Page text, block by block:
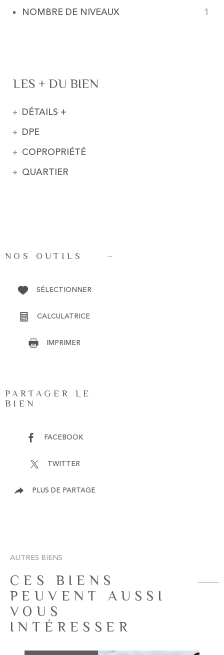
NOMBRE DE NIVEAUX 1
LES + DU BIEN
DÉTAILS +
DPE
COPROPRIÉTÉ
QUARTIER
NOS OUTILS
SÉLECTIONNER
CALCULATRICE
IMPRIMER
PARTAGER LE
BIEN
FACEBOOK
TWITTER
PLUS DE PARTAGE
AUTRES BIENS
CES BIENS
PEUVENT AUSSI
VOUS
INTÉRESSER